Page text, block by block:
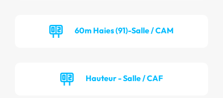
60m Haies (91)-Salle / CAM
Hauteur - Salle / CAF